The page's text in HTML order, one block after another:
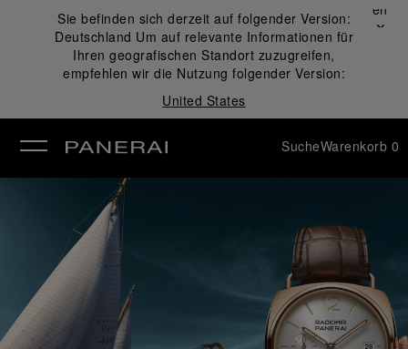
Sie befinden sich derzeit auf folgender Version:
Deutschland Um auf relevante Informationen für
Ihren geografischen Standort zuzugreifen,
empfehlen wir die Nutzung folgender Version:
United States
Schließen
✕
SucheWarenkorb 0